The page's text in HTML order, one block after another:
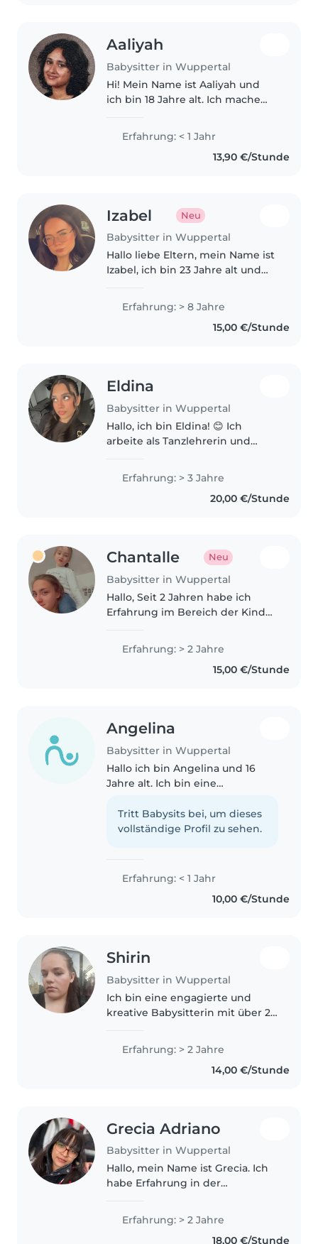
Aaliyah
Babysitter in Wuppertal
Hi! Mein Name ist Aaliyah und
ich bin 18 Jahre alt. Ich mache
Kindern habe ich bereits bei
meinem Praktikum im
Erfahrung: < 1 Jahr
13,90 €/Stunde
Izabel Neu
Babysitter in Wuppertal
Hallo liebe Eltern, mein Name ist
Izabel, ich bin 23 Jahre alt und
Ich bin staatlich anerkannte und
geprüfte Kinderpflegerin und
bringe daher sowohl..
Erfahrung: > 8 Jahre
15,00 €/Stunde
Eldina
Babysitter in Wuppertal
Hallo, ich bin Eldina! 😊 Ich
arbeite als Tanzlehrerin und
Kindern zu arbeiten. Durch
meinen Beruf bin ich geduldig,
verantwortungsbewusst und
Erfahrung: > 3 Jahre
20,00 €/Stunde
Chantalle Neu
Babysitter in Wuppertal
Hallo, Seit 2 Jahren habe ich
Erfahrung im Bereich der Kinder
sportlich und ein aktiver aber
auch für Hausaufgaben oder
anderen Spaß zu haben.
Erfahrung: > 2 Jahre
15,00 €/Stunde
Angelina
Babysitter in Wuppertal
Hallo ich bin Angelina und 16
Jahre alt. Ich bin eine
Babysitterin mit
Grundkenntnissen in der
Tritt Babysits bei, um dieses
vollständige Profil zu sehen.
Erfahrung: < 1 Jahr
10,00 €/Stunde
Shirin
Babysitter in Wuppertal
Ich bin eine engagierte und
kreative Babysitterin mit über 2
Alters – von Babys bis zu
Teenagern. Mit meiner
Erfahrung: > 2 Jahre
14,00 €/Stunde
Grecia Adriano
Babysitter in Wuppertal
Hallo, mein Name ist Grecia. Ich
habe Erfahrung in der
Heimatland habe ich als Lehrer
gearbeitet und freiwillig
Erfahrung: > 2 Jahre
18,00 €/Stunde